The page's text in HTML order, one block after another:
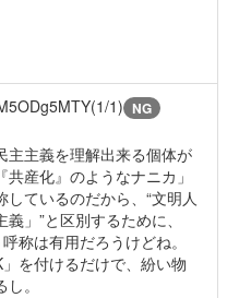
1) NG
主主義を理解出来る個体が
産化』のようなナニカ」
ているのだから、“文明人
」”と区別するために、
称は有用だろうけどね。
を付けるだけで、紛い物
。